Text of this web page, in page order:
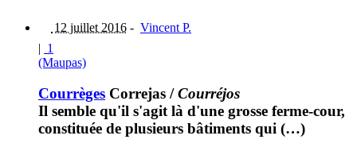
12 juillet 2016 - Vincent P.
| 1
(Maupas)
Courrèges Correjas /Courréjos
Il semble qu'il s'agit là d'une grosse ferme-cour,
constituée de plusieurs bâtiments qui (…)